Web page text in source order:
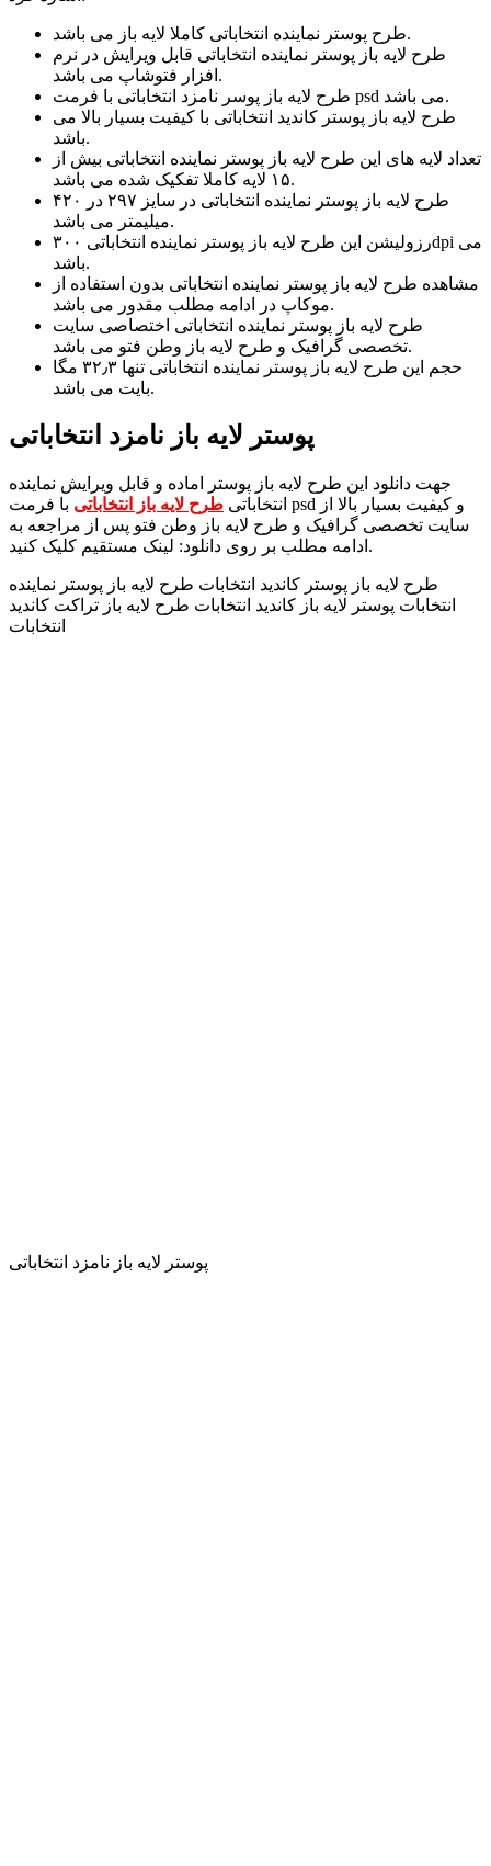
طرح پوستر نماینده انتخاباتی کاملا لایه باز می باشد.
طرح لایه باز پوستر نماینده انتخاباتی قابل ویرایش در نرم
افزار فتوشاپ می باشد.
طرح لایه باز پوسر نامزد انتخاباتی با فرمت psd می باشد.
طرح لایه باز پوستر کاندید انتخاباتی با کیفیت بسیار بالا می
باشد.
تعداد لایه های این طرح لایه باز پوستر نماینده انتخاباتی بیش از
۱۵ لایه کاملا تفکیک شده می باشد.
طرح لایه باز پوستر نماینده انتخاباتی در سایز ۲۹۷ در ۴۲۰
میلیمتر می باشد.
رزولیشن این طرح لایه باز پوستر نماینده انتخاباتی ۳۰۰dpi می
باشد.
مشاهده طرح لایه باز پوستر نماینده انتخاباتی بدون استفاده از
موکاپ در ادامه مطلب مقدور می باشد.
طرح لایه باز پوستر نماینده انتخاباتی اختصاصی سایت
تخصصی گرافیک و طرح لایه باز وطن فتو می باشد.
حجم این طرح لایه باز پوستر نماینده انتخاباتی تنها ۳۲٫۳ مگا
بایت می باشد.
پوستر لایه باز نامزد انتخاباتی
جهت دانلود این طرح لایه باز پوستر اماده و قابل ویرایش نماینده
انتخاباتی طرح لایه باز انتخاباتی با فرمت psd و کیفیت بسیار بالا از
سایت تخصصی گرافیک و طرح لایه باز وطن فتو پس از مراجعه به
ادامه مطلب بر روی دانلود: لینک مستقیم کلیک کنید.
طرح لایه باز پوستر کاندید انتخابات طرح لایه باز پوستر نماینده
انتخابات پوستر لایه باز کاندید انتخابات طرح لایه باز تراکت کاندید
انتخابات
پوستر لایه باز نامزد انتخاباتی